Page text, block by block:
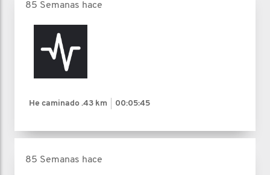
85 Semanas hace
He caminado .43 km 00:05:45
85 Semanas hace